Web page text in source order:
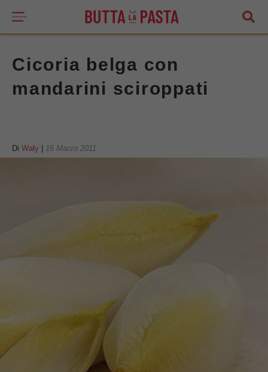
Cicoria belga con
mandarini sciroppati
Di Waly 16 Marzo 2011